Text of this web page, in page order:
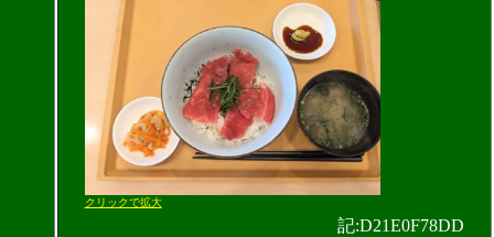
クリックで拡大
記:D21E0F78DD